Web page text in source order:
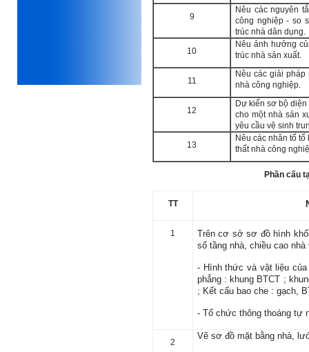
Được gia đình hỗ trợ, có sức
9
Nêu các nguyên
công nghiệp - so
trúc nhà dân dụng.
10
Nêu ảnh hưởng
trúc nhà sản xuất.
11
Nêu các giải
nhà công nghiệp.
12
Dự kiến sơ bộ
cho một nhà sản
yêu cầu vệ sinh
13
Nêu các nhân tố
thất nhà công
Phần cấu
TT
1
Trên cơ sở sơ đồ hình
số tầng nhà, chiều cao
- Hình thức và vật liệu
phẳng : khung BTCT ;
; Kết cấu bao che : gạch,
- Tổ chức thông thoáng tự
2
Vẽ sơ đồ mặt bằng nhà,